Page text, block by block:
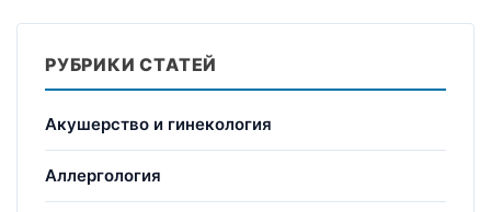
РУБРИКИ СТАТЕЙ
Акушерство и гинекология
Аллергология